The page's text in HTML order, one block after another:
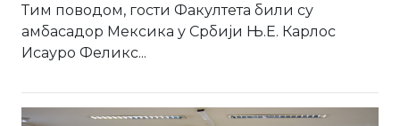
Тим поводом, гости Факултета били су
амбасадор Мексика у Србији Њ.Е. Карлос
Исауро Феликс...